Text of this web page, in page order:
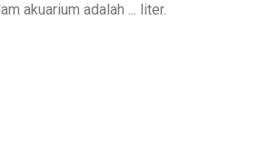
akuarium adalah ... liter.